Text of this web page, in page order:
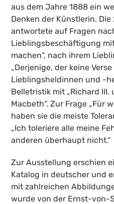
aus dem Jahre 1888 ein
Denken der Künstlerin.
antwortete auf Fragen
Lieblingsbeschäftigung
machen“, nach ihrem
„Derjenige, der keine
Lieblingsheldinnen und -
Belletristik mit „Richard III.
Macbeth“. Zur Frage „Für
haben sie die meiste
„Ich toleriere alle meine
anderen überhaupt nicht.“
Zur Ausstellung erschien
Katalog in deutscher und
mit zahlreichen
wurde von der Ernst-von-